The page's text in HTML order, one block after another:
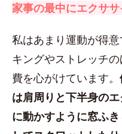
家事の最中にエクササ
私はあまり運動が得
キングやストレッチ
費を心がけています。
は肩周りと下半身の
に動かすように窓ふ